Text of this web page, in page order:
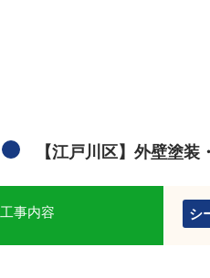
【江戸川区】外壁塗
工事内容 シ